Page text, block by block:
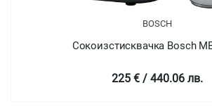
BOSCH
Сокоизстисквачка Bosch
225 € / 440.06 лв.